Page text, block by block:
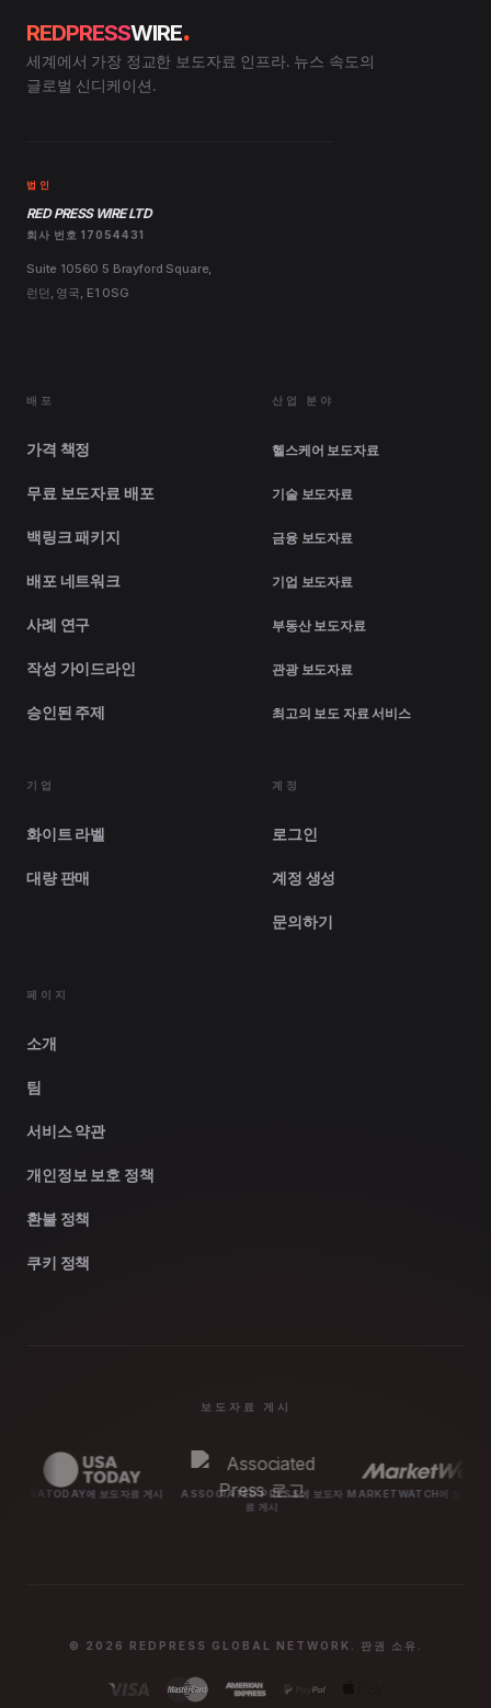
REDPRESSWIRE.
세계에서 가장 정교한 보도자료 인프라. 뉴스 속도의
글로벌 신디케이션.
법인
RED PRESS WIRE LTD
회사 번호 17054431
Suite 10560 5 Brayford Square,
런던, 영국, E1 0SG
배포
가격 책정
무료 보도자료 배포
백링크 패키지
배포 네트워크
사례 연구
작성 가이드라인
승인된 주제
산업 분야
헬스케어 보도자료
기술 보도자료
금융 보도자료
기업 보도자료
부동산 보도자료
관광 보도자료
최고의 보도 자료 서비스
기업
화이트 라벨
대량 판매
계정
로그인
계정 생성
문의하기
페이지
소개
팀
서비스 약관
개인정보 보호 정책
환불 정책
쿠키 정책
보도자료 게시
에 보도자료 게시
ASSOCIATED PRESS에 보도자 MARKETWATCH에 보도자료 게시
© 2026 REDPRESS GLOBAL NETWORK. 판권 소유.